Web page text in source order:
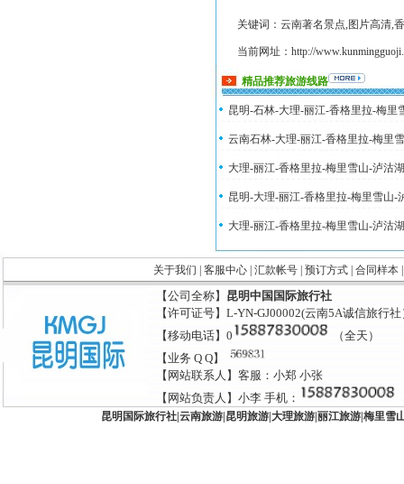
关键词：云南著名景点,图片高清,
当前网址：http://
精品推荐旅游线路
昆明-石林-大理-丽江-香格里拉-梅里
云南石林-大理-丽江-香格里拉-梅里
大理-丽江-香格里拉-梅里雪山-泸沽
昆明-大理-丽江-香格里拉-梅里雪山-
大理-丽江-香格里拉-梅里雪山-泸沽
关于我们 客服中心| 汇款帐号| 预订方式| 合同样本
【公司全称】 昆明中国国际旅行社
【许可证号】L-YN-GJ00002(云南5A诚信旅行社
【移动电话】0
（全天）
【业务 Q Q】
【网站联系人】客服：小郑 小张
【网站负责人】小李 手机：
昆明国际旅行社| 云南旅游| 昆明旅游| 大理旅游| 丽江旅游| 梅里雪